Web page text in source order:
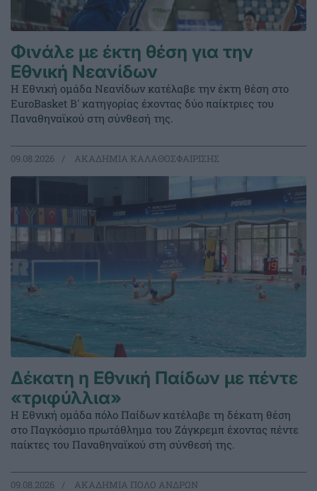
Φινάλε με έκτη θέση για την
Εθνική Νεανίδων
Η Εθνική ομάδα Νεανίδων κατέλαβε την έκτη θέση στο
EuroBasket Β' κατηγορίας έχοντας δύο παίκτριες του
Παναθηναϊκού στη σύνθεσή της.
09.08.2026 ΑΚΑΔΗΜΙΑ ΚΑΛΑΘΟΣΦΑΙΡΙΣΗΣ
Δέκατη η Εθνική Παίδων με πέντε
«τριφύλλια»
Η Εθνική ομάδα πόλο Παίδων κατέλαβε τη δέκατη θέση
στο Παγκόσμιο πρωτάθλημα του Ζάγκρεμπ έχοντας πέντε
παίκτες του Παναθηναϊκού στη σύνθεσή της.
09.08.2026 ΑΚΑΔΗΜΙΑ ΠΟΛΟ ΑΝΔΡΩΝ